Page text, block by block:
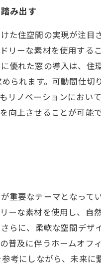
につながる住空間を手に
み出す
た住空間の実現が注
リーな素材を使用す
優れた窓の導入は、
られます。可動間仕
ノベーションにおい
向上させることが可
重要なテーマとなっ
ーな素材を使用し、
らに、柔軟な空間デ
普及に伴うホームオ
考にしながら、未来